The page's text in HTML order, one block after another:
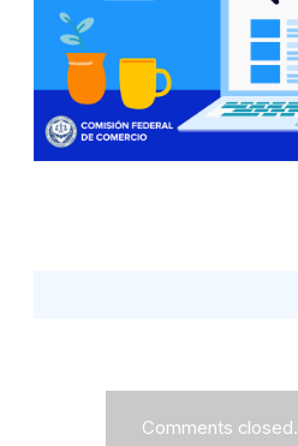
Comments closed.